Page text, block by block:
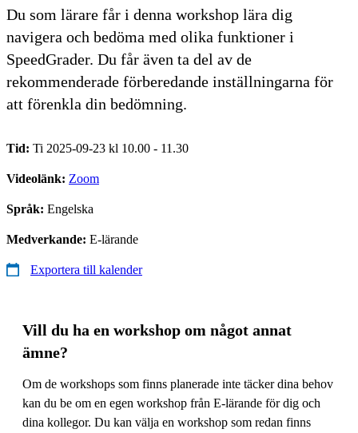
Du som lärare får i denna workshop lära dig
navigera och bedöma med olika funktioner i
SpeedGrader. Du får även ta del av de
rekommenderade förberedande inställningarna för
att förenkla din bedömning.
Tid: Ti 2025-09-23 kl 10.00 - 11.30
Videolänk: Zoom
Språk: Engelska
Medverkande: E-lärande
Exportera till kalender
Vill du ha en workshop om något annat
ämne?
Om de workshops som finns planerade inte täcker dina behov
kan du be om en egen workshop från E-lärande för dig och
dina kollegor. Du kan välja en workshop som redan finns